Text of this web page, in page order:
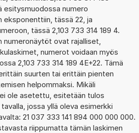
esitysmuodossa numero
eksponenttiin, tässä 22, ja
tässä 2,103 733 314 189 4.
numeronäytöt ovat rajalliset,
numerot voidaan myös
2,103 733 314 189 4E+22. Tämä
suurten tai erittäin pienten
helpommaksi. Mikäli
ole asetettu, esitetään tulos
jossa yllä oleva esimerkki
21 037 333 141 894 000 000 000.
riippumatta tämän laskimen